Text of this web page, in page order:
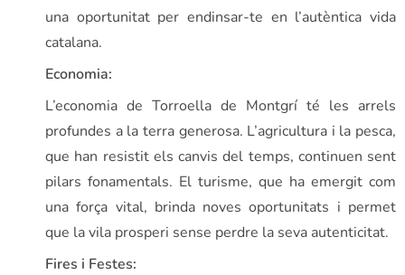
una oportunitat per endinsar-te en l’autèntica vida
catalana.
Economia:
L’economia de Torroella de Montgrí té les arrels
profundes a la terra generosa. L’agricultura i la pesca,
que han resistit els canvis del temps, continuen sent
pilars fonamentals. El turisme, que ha emergit com
una força vital, brinda noves oportunitats i permet
que la vila prosperi sense perdre la seva autenticitat.
Fires i Festes: